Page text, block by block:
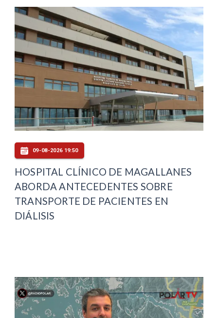
09-08-2026 19:50
HOSPITAL CLÍNICO DE MAGALLANES
ABORDA ANTECEDENTES SOBRE
TRANSPORTE DE PACIENTES EN
DIÁLISIS